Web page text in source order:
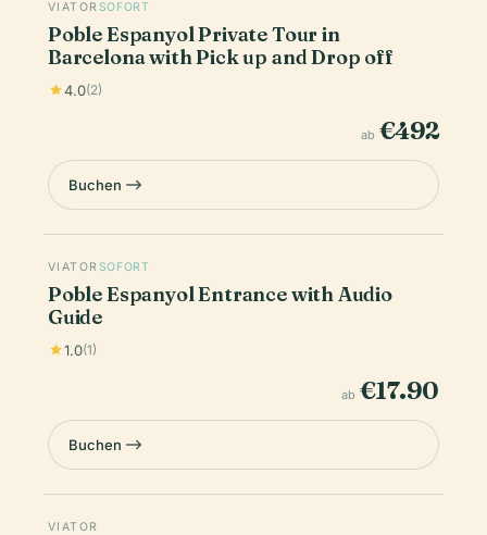
VIATOR SOFORT
Poble Espanyol Private Tour in
Barcelona with Pick up and Drop off
4.0(2)
ab €492
Buchen
VIATOR SOFORT
Poble Espanyol Entrance with Audio
Guide
1.0(1)
ab €17.90
Buchen
VIATOR